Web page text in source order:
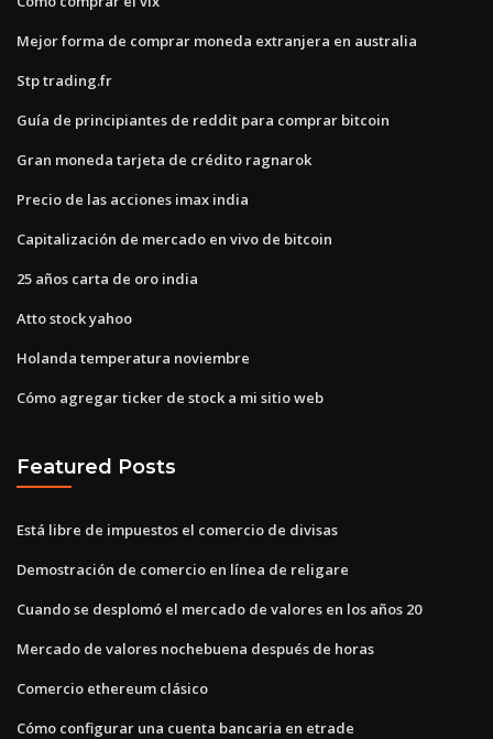
Mejor forma de comprar moneda extranjera en australia
Stp trading.fr
Guía de principiantes de reddit para comprar bitcoin
Gran moneda tarjeta de crédito ragnarok
Precio de las acciones imax india
Capitalización de mercado en vivo de bitcoin
25 años carta de oro india
Atto stock yahoo
Holanda temperatura noviembre
Cómo agregar ticker de stock a mi sitio web
Featured Posts
Está libre de impuestos el comercio de divisas
Demostración de comercio en línea de religare
Cuando se desplomó el mercado de valores en los años 20
Mercado de valores nochebuena después de horas
Comercio ethereum clásico
Cómo configurar una cuenta bancaria en etrade